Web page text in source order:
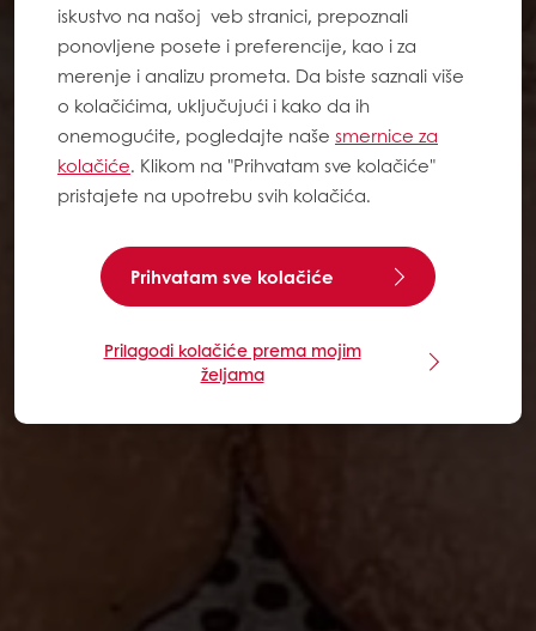
iskustvo na našoj veb stranici, prepoznali
ponovljene posete i preferencije, kao i za
merenje i analizu prometa. Da biste saznali više
o kolačićima, uključujući i kako da ih
onemogućite, pogledajte naše smernice za
kolačiće. Klikom na "Prihvatam sve kolačiće"
pristajete na upotrebu svih kolačića.
Prihvatam sve kolačiće
Prilagodi kolačiće prema mojim
željama